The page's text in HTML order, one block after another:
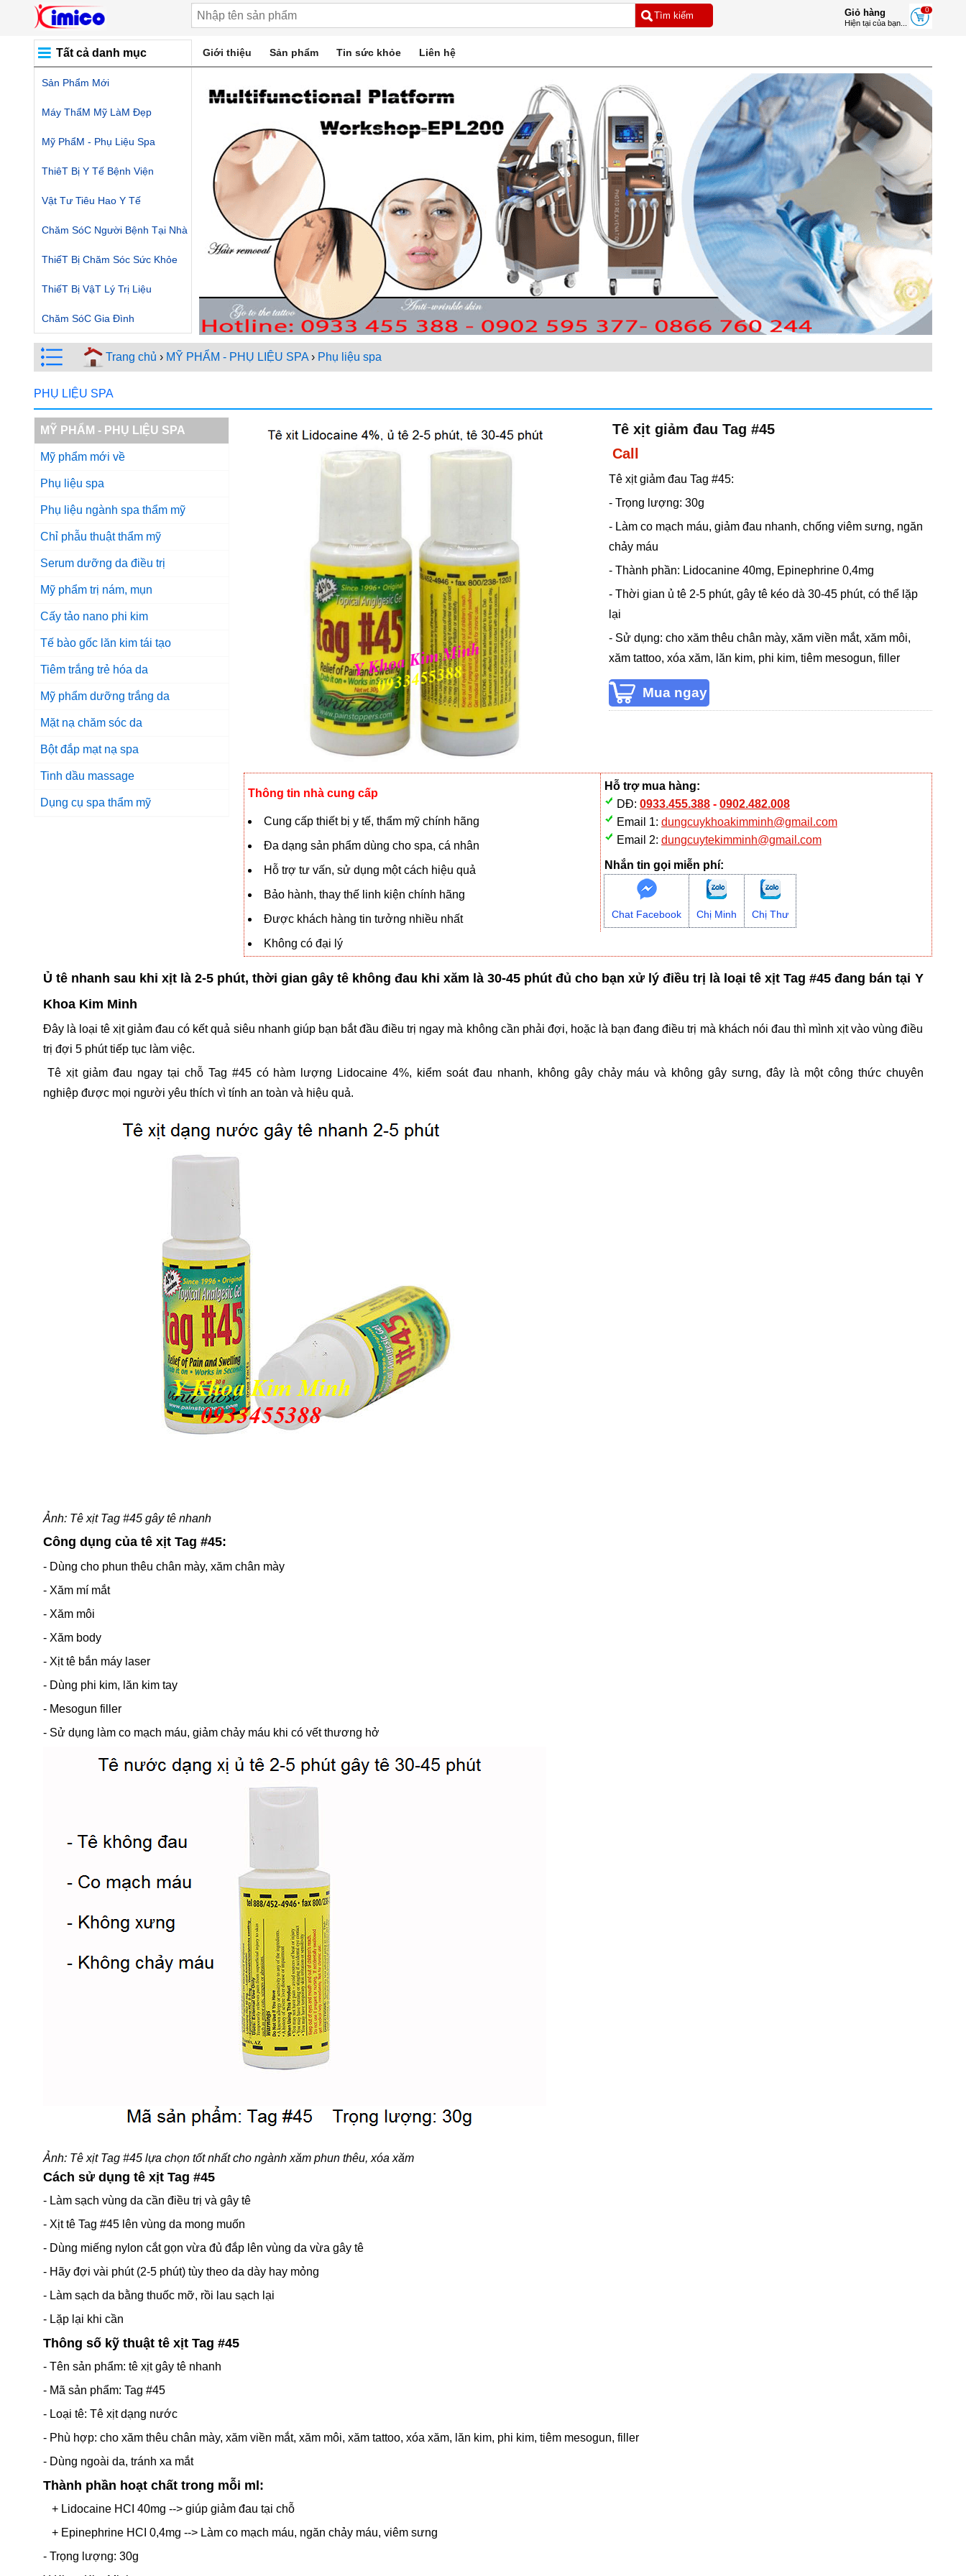
0
Giỏ hàng
Hiện tại của bạn...
Tất cả danh mục Giới thiệu Sản phẩm Tin sức khỏe Liên hệ
Sản Phẩm Mới
Máy ThẩM Mỹ LàM Đẹp
Mỹ PhẩM - Phụ Liệu Spa
ThiêT Bị Y Tế Bệnh Viện
Vật Tư Tiêu Hao Y Tế
Chăm SóC Người Bệnh Tại Nhà
ThiếT Bị Chăm Sóc Sức Khỏe
ThiếT Bị VậT Lý Trị Liệu
Chăm SóC Gia Đình
Trang chủ › MỸ PHẨM - PHỤ LIỆU SPA › Phụ liệu spa
PHỤ LIỆU SPA
MỸ PHẨM - PHỤ LIỆU SPA
Mỹ phẩm mới về
Phụ liệu spa
Phụ liệu ngành spa thẩm mỹ
Chỉ phẫu thuật thẩm mỹ
Serum dưỡng da điều trị
Mỹ phẩm trị nám, mụn
Cấy tảo nano phi kim
Tế bào gốc lăn kim tái tạo
Tiêm trắng trẻ hóa da
Mỹ phẩm dưỡng trắng da
Mặt nạ chăm sóc da
Bột đắp mạt nạ spa
Tinh dầu massage
Dụng cụ spa thẩm mỹ
Tê xịt giảm đau Tag #45
Call
Tê xịt giảm đau Tag #45:
- Trọng lượng: 30g
- Làm co mạch máu, giảm đau nhanh, chống viêm sưng, ngăn
chảy máu
- Thành phần: Lidocanine 40mg, Epinephrine 0,4mg
- Thời gian ủ tê 2-5 phút, gây tê kéo dà 30-45 phút, có thể lặp
lại
- Sử dụng: cho xăm thêu chân mày, xăm viền mắt, xăm môi,
xăm tattoo, xóa xăm, lăn kim, phi kim, tiêm mesogun, filler
Hỗ trợ mua hàng:
DĐ: 0933.455.388 - 0902.482.008
Email 1: dungcuykhoakimminh@gmail.com
Email 2: dungcuytekimminh@gmail.com
Nhắn tin gọi miễn phí:
Chat Facebook Chị Minh Chị Thư
Thông tin nhà cung cấp
Cung cấp thiết bị y tế, thẩm mỹ chính hãng
Đa dạng sản phẩm dùng cho spa, cá nhân
Hỗ trợ tư vấn, sử dụng một cách hiệu quả
Bảo hành, thay thế linh kiện chính hãng
Được khách hàng tin tưởng nhiều nhất
Không có đại lý
Ủ tê nhanh sau khi xịt là 2-5 phút, thời gian gây tê không đau khi xăm là 30-45 phút đủ cho bạn xử lý điều trị là loại tê xịt Tag #45 đang bán tại Y
Khoa Kim Minh
Đây là loại tê xịt giảm đau có kết quả siêu nhanh giúp bạn bắt đầu điều trị ngay mà không cần phải đợi, hoặc là bạn đang điều trị mà khách nói đau thì mình xịt vào vùng điều
trị đợi 5 phút tiếp tục làm việc.
Tê xịt giảm đau ngay tại chỗ Tag #45 có hàm lượng Lidocaine 4%, kiểm soát đau nhanh, không gây chảy máu và không gây sưng, đây là một công thức chuyên
nghiệp được mọi người yêu thích vì tính an toàn và hiệu quả.
Ảnh: Tê xịt Tag #45 gây tê nhanh
Công dụng của tê xịt Tag #45:
- Dùng cho phun thêu chân mày, xăm chân mày
- Xăm mí mắt
- Xăm môi
- Xăm body
- Xịt tê bắn máy laser
- Dùng phi kim, lăn kim tay
- Mesogun filler
- Sử dụng làm co mạch máu, giảm chảy máu khi có vết thương hở
Ảnh: Tê xịt Tag #45 lựa chọn tốt nhất cho ngành xăm phun thêu, xóa xăm
Cách sử dụng tê xịt Tag #45
- Làm sạch vùng da cần điều trị và gây tê
- Xịt tê Tag #45 lên vùng da mong muốn
- Dùng miếng nylon cắt gọn vừa đủ đắp lên vùng da vừa gây tê
- Hãy đợi vài phút (2-5 phút) tùy theo da dày hay mỏng
- Làm sạch da bằng thuốc mỡ, rồi lau sạch lại
- Lặp lại khi cần
Thông số kỹ thuật tê xịt Tag #45
- Tên sản phẩm: tê xịt gây tê nhanh
- Mã sản phẩm: Tag #45
- Loại tê: Tê xịt dạng nước
- Phù hợp: cho xăm thêu chân mày, xăm viền mắt, xăm môi, xăm tattoo, xóa xăm, lăn kim, phi kim, tiêm mesogun, filler
- Dùng ngoài da, tránh xa mắt
Thành phần hoạt chất trong mỗi ml:
+ Lidocaine HCI 40mg --> giúp giảm đau tại chỗ
+ Epinephrine HCI 0,4mg --> Làm co mạch máu, ngăn chảy máu, viêm sưng
- Trọng lượng: 30g